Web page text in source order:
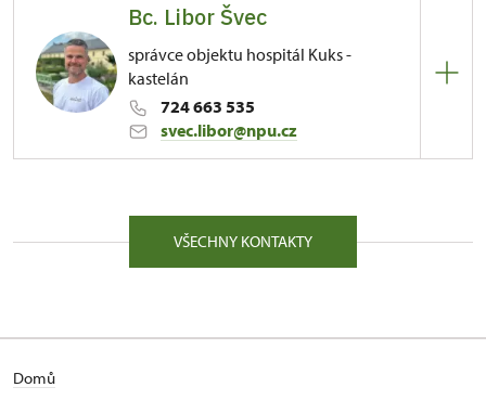
Bc. Libor Švec
správce objektu hospitál Kuks -
kastelán
724 663 535
svec.libor@npu.cz
81/, Kuks 81 54443
Kontaktujte ve věcech správy objektu, tiskového
VŠECHNY KONTAKTY
Domů